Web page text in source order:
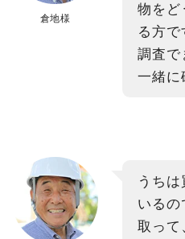
倉地様
物をど
る方
調査で
一緒に
うち
いるの
取って